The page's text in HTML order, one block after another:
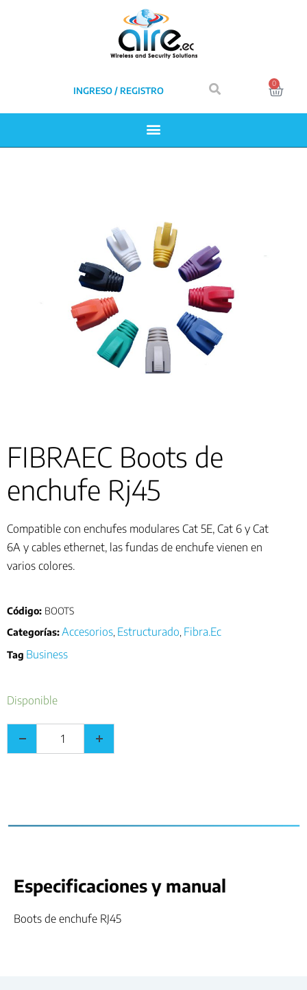
INGRESO / REGISTRO
0
FIBRAEC Boots de
enchufe Rj45
Compatible con enchufes modulares Cat 5E, Cat 6 y Cat
6A y cables ethernet, las fundas de enchufe vienen en
varios colores.
Código: BOOTS
Categorías:Accesorios Estructurado Fibra.Ec
Tag Business
Disponible
Especificaciones y manual
Boots de enchufe RJ45